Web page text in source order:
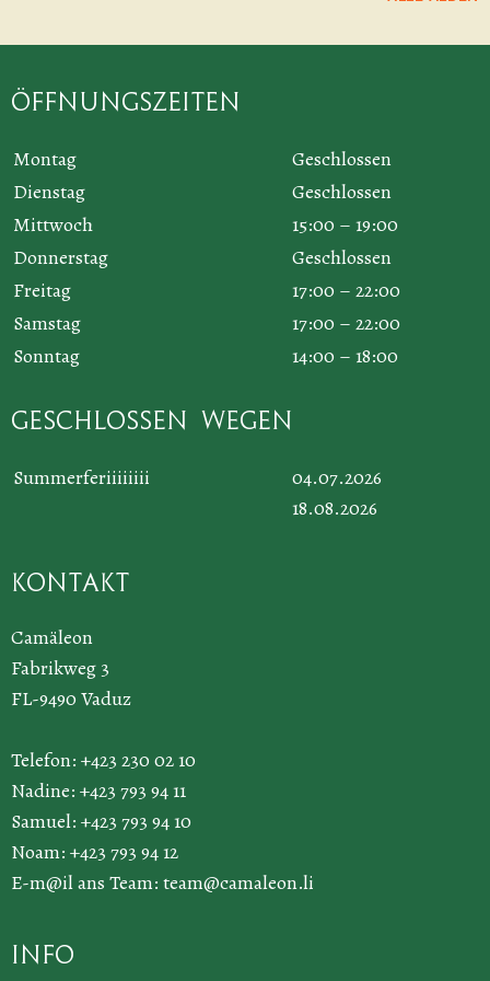
Öffnungszeiten
Montag
Geschlossen
Dienstag
Geschlossen
Mittwoch
15:00 – 19:00
Donnerstag
Geschlossen
Freitag
17:00 – 22:00
Samstag
17:00 – 22:00
Sonntag
14:00 – 18:00
Geschlossen wegen
Summerferiiiiiiii
04.07.2026
18.08.2026
Kontakt
Camäleon
Fabrikweg 3
FL-9490 Vaduz
Telefon: +423 230 02 10
Nadine: +423 793 94 11
Samuel: +423 793 94 10
Noam: +423 793 94 12
E-m@il ans Team: team@camaleon.li
Info